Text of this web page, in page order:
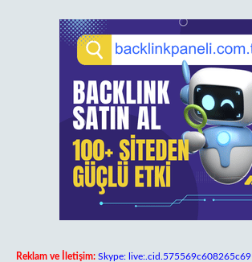
Reklam ve İletişim: Skype: live:.cid.575569c608265c69